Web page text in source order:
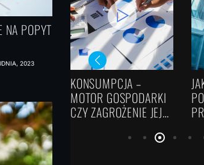
NA POPYT
2023
GOSPODARKI
ZAGROŻENIE JEJ
JAK SIŁA NABYWCZA
POKAZUJE
PRAWDZIWĄ
PIENIĘDZY?